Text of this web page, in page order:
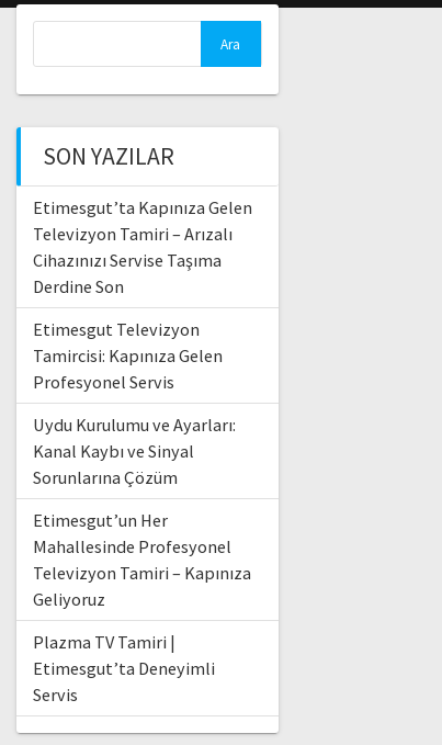
SON YAZILAR
Etimesgut’ta Kapınıza Gelen
Televizyon Tamiri – Arızalı
Cihazınızı Servise Taşıma
Derdine Son
Etimesgut Televizyon
Tamircisi: Kapınıza Gelen
Profesyonel Servis
Uydu Kurulumu ve Ayarları:
Kanal Kaybı ve Sinyal
Sorunlarına Çözüm
Etimesgut’un Her
Mahallesinde Profesyonel
Televizyon Tamiri – Kapınıza
Geliyoruz
Plazma TV Tamiri |
Etimesgut’ta Deneyimli
Servis